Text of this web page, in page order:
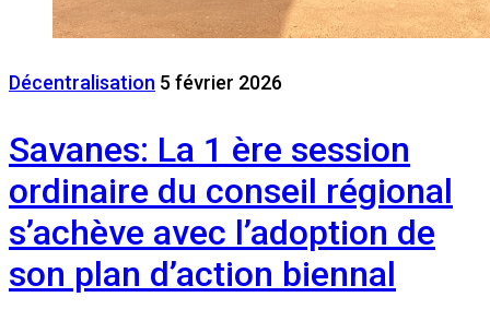
Décentralisation 5 février 2026
Savanes: La 1 ère session
ordinaire du conseil régional
s’achève avec l’adoption de
son plan d’action biennal